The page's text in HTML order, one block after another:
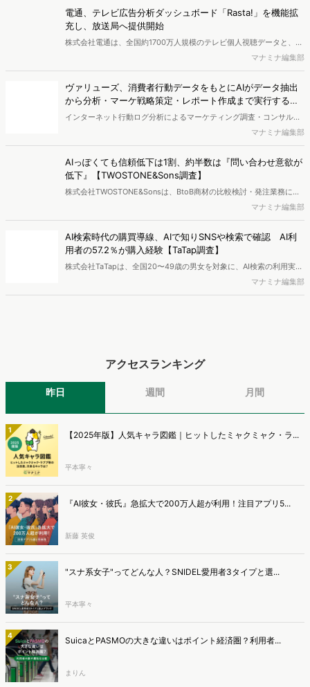
における生活者の意識や行動背景の把握が可能となり、リテールプロ
モーションにおけるプランニングの高速化と高精度化を実現できると
いいます。
電通、テレビ広告分析ダッシュボード「Rasta!」を機能拡
充し、放送局へ提供開始
株式会社電通は、全国約1700万人規模のテレビ個人視聴データと、独
自の大規模生活者意識調査データを掛け合わせて、テレビ広告のデー
タ集計や広告効果の分析ができるダッシュボード「Rasta!
（Resourceful Analysis System of TV Audience：ラスタ）」の機能
を拡充し、放送局への提供を開始したことを発表しました。
マナミナ編集部
ヴァリューズ、消費者行動データをもとにAIがデータ抽出
から分析・マーケ戦略策定・レポート作成まで実行する
「Dockpit AIエージェント」を提供開始
インターネット行動ログ分析によるマーケティング調査・コンサルテ
ィングサービスを提供する株式会社ヴァリューズは、国内最大規模
250万人のWeb行動ログデータを基盤としたマーケティングリサーチ
エンジン「Dockpit（ドックピット）」の新機能として、AIが市場分
析から仮説構築、レポート作成までを自律的にサポートする
「Dockpit AIエージェント」の提供を開始いたしました。
マナミナ編集部
AIっぽくても信頼低下は1割、約半数は『問い合わせ意欲が
低下』【TWOSTONE&Sons調査】
株式会社TWOSTONE&Sonsは、BtoB商材の比較検討・発注業務に携
わる担当者を対象に、コンテンツのAIっぽさに関する意識調査を実施
し、結果を公開しました。
マナミナ編集部
AI検索時代の購買導線、AIで知りSNSや検索で確認 AI利
用者の57.2％が購入経験【TaTap調査】
株式会社TaTapは、全国20〜49歳の男女を対象に、AI検索の利用実態
と、AIで知った商品をどこで確かめているかを調査し、結果を公開し
ました。
マナミナ編集部
アクセスランキング
昨日 週間 月間
1 【2025年版】人気キャラ図鑑｜ヒットしたミャクミャク・ラ...
平本寧々
2 『AI彼女・彼氏』急拡大で200万人超が利用！注目アプリ5...
新藤 英俊
3 "スナ系女子"ってどんな人？SNIDEL愛用者3タイプと選...
平本寧々
4 SuicaとPASMOの大きな違いはポイント経済圏？利用者...
まりん